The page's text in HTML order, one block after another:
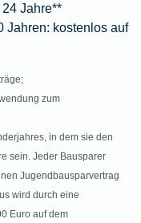
Jahre**
Jahren: kostenlos auf
zum
in dem sie den
sein. Jeder Bausparer
Jugendbausparvertrag
wird durch eine
Euro auf dem